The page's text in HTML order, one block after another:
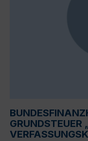
GRUNDSTEUER